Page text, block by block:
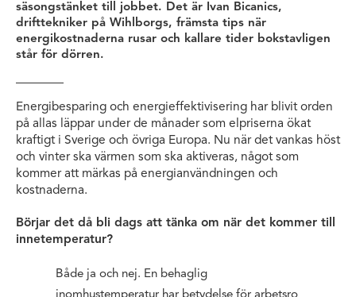
säsongstänket till jobbet. Det är Ivan Bicanics,
drifttekniker på Wihlborgs, främsta tips när
energikostnaderna rusar och kallare tider bokstavligen
står för dörren.
Energibesparing och energieffektivisering har blivit orden
på allas läppar under de månader som elpriserna ökat
kraftigt i Sverige och övriga Europa. Nu när det vankas höst
och vinter ska värmen som ska aktiveras, något som
kommer att märkas på energianvändningen och
kostnaderna.
Börjar det då bli dags att tänka om när det kommer till
innetemperatur?
Både ja och nej. En behaglig